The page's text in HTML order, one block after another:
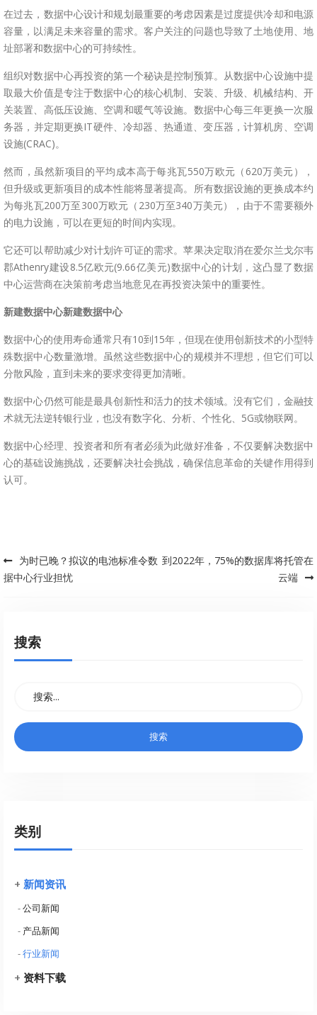
在过去，数据中心设计和规划最重要的考虑因素是过度提供冷却和电源
容量，以满足未来容量的需求。客户关注的问题也导致了土地使用、地
址部署和数据中心的可持续性。
组织对数据中心再投资的第一个秘诀是控制预算。从数据中心设施中提
取最大价值是专注于数据中心的核心机制、安装、升级、机械结构、开
关装置、高低压设施、空调和暖气等设施。数据中心每三年更换一次服
务器，并定期更换IT硬件、冷却器、热通道、变压器，计算机房、空调
设施(CRAC)。
然而，虽然新项目的平均成本高于每兆瓦550万欧元（620万美元），
但升级或更新项目的成本性能将显著提高。所有数据设施的更换成本约
为每兆瓦200万至300万欧元（230万至340万美元），由于不需要额外
的电力设施，可以在更短的时间内实现。
它还可以帮助减少对计划许可证的需求。苹果决定取消在爱尔兰戈尔韦
郡Athenry建设8.5亿欧元(9.66亿美元)数据中心的计划，这凸显了数据
中心运营商在决策前考虑当地意见在再投资决策中的重要性。
新建数据中心新建数据中心
数据中心的使用寿命通常只有10到15年，但现在使用创新技术的小型特
殊数据中心数量激增。虽然这些数据中心的规模并不理想，但它们可以
分散风险，直到未来的要求变得更加清晰。
数据中心仍然可能是最具创新性和活力的技术领域。没有它们，金融技
术就无法逆转银行业，也没有数字化、分析、个性化、5G或物联网。
数据中心经理、投资者和所有者必须为此做好准备，不仅要解决数据中
心的基础设施挑战，还要解决社会挑战，确保信息革命的关键作用得到
认可。
Post navigation
为时已晚？拟议的电池标准令数
据中心行业担忧
到2022年，75%的数据库将托管在
云端
搜索
类别
+ 新闻资讯
-公司新闻
- 产品新闻
-行业新闻
+ 资料下载